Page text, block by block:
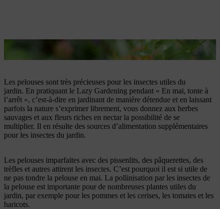
Les abeilles contribuent largement à la pollinisation des plantes
Les pelouses sont très précieuses pour les insectes utiles du
jardin. En pratiquant le Lazy Gardening pendant « En mai, tonte à
l’arrêt », c’est-à-dire en jardinant de manière détendue et en laissant
parfois la nature s’exprimer librement, vous donnez aux herbes
sauvages et aux fleurs riches en nectar la possibilité de se
multiplier. Il en résulte des sources d’alimentation supplémentaires
pour les insectes du jardin.
Les pelouses imparfaites avec des pissenlits, des pâquerettes, des
trèfles et autres attirent les insectes. C’est pourquoi il est si utile de
ne pas tondre la pelouse en mai. La pollinisation par les insectes de
la pelouse est importante pour de nombreuses plantes utiles du
jardin, par exemple pour les pommes et les cerises, les tomates et les
haricots.